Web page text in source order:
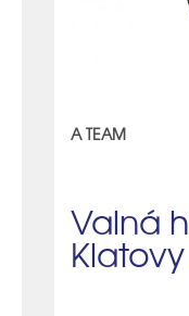
A TEAM
Valná
Klatovy